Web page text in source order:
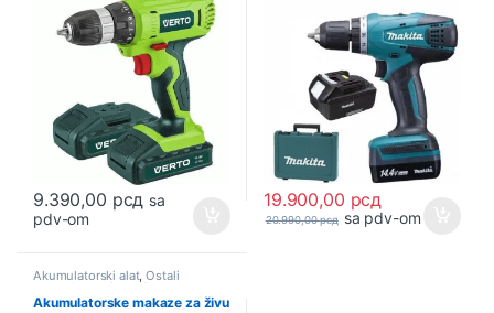
9.390,00 рсд sa
pdv-om
19.900,00 рсд
20.990,00рсд sa pdv-om
Akumulatorski alat,Ostali
akomulatorski alat
Akumulatorske makaze za živu